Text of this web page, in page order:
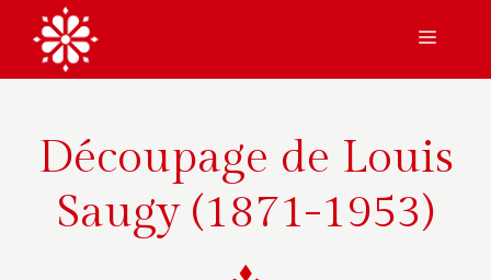
contenu
Menu
Découpage de Louis
Saugy (1871-1953)